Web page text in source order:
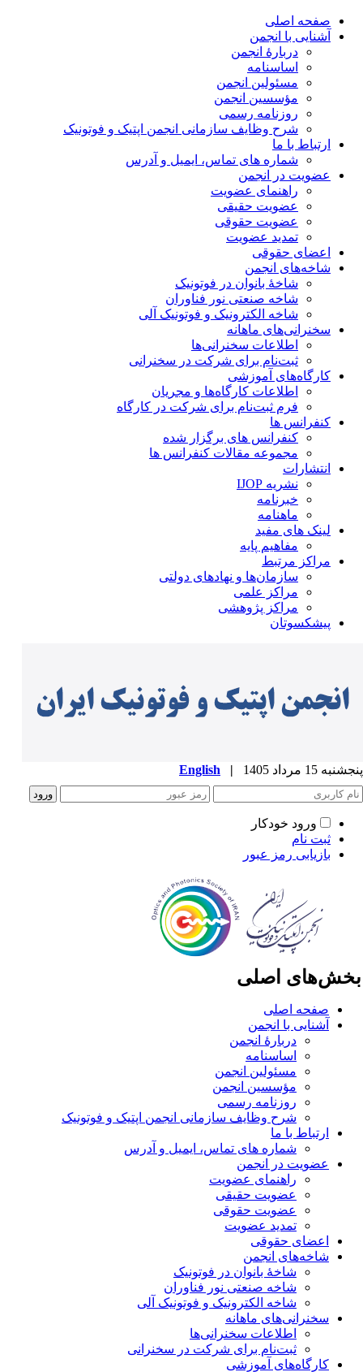
صفحه اصلی
آشنایی با انجمن
دربارۀ انجمن
اساسنامه
مسئولین انجمن
مؤسسین انجمن
روزنامه رسمی
شرح وظایف سازمانی انجمن اپتیک و فوتونیک
ارتباط با ما
شماره های تماس، ایمیل و آدرس
عضویت در انجمن
راهنمای عضویت
عضویت حقیقی
عضویت حقوقی
تمدید عضویت
اعضای حقوقی
شاخه‌های انجمن
شاخۀ بانوان در فوتونیک
شاخه صنعتی نور فناوران
شاخه‌ الکترونیک و فوتونیک آلی
سخنرانی‌های ماهانه
اطلاعات سخنرانی‌‌ها
ثبت‌نام برای شرکت در سخنرانی
کارگاه‌های آموزشی
اطلاعات کارگاه‌ها و مجریان
فرم ثبت‌نام برای شرکت در کارگاه
کنفرانس ها
کنفرانس های برگزار شده
مجموعه مقالات کنفرانس ها
انتشارات
نشریه IJOP
خبرنامه
ماهنامه
لینک های مفید
مفاهیم پایه
مراکز مرتبط
سازمان‌ها و نهادهای دولتی
مراکز علمی
مراکز پژوهشی
پیشکسوتان
15 مرداد 1405 |
English
ورود خودکار
ثبت نام
بازیابی رمز عبور
اصلی
صفحه اصلی
آشنایی با انجمن
دربارۀ انجمن
اساسنامه
مسئولین انجمن
مؤسسین انجمن
روزنامه رسمی
شرح وظایف سازمانی انجمن اپتیک و فوتونیک
ارتباط با ما
شماره های تماس، ایمیل و آدرس
عضویت در انجمن
راهنمای عضویت
عضویت حقیقی
عضویت حقوقی
تمدید عضویت
اعضای حقوقی
شاخه‌های انجمن
شاخۀ بانوان در فوتونیک
شاخه صنعتی نور فناوران
شاخه‌ الکترونیک و فوتونیک آلی
سخنرانی‌های ماهانه
اطلاعات سخنرانی‌‌ها
ثبت‌نام برای شرکت در سخنرانی
کارگاه‌های آموزشی